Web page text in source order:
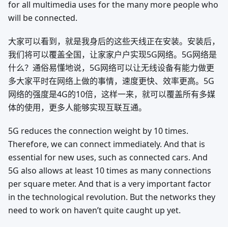
for all multimedia uses for the many more people who
will be connected.
大家可以看到，就是我身后的这些天线正在安装。安装后，
我们将可以覆盖全国，让家家户户实现5G网络。5G网络是
什么？通俗易懂地说，5G网络可以让无线设备有能力做更
多大家平时在网络上做的事情，速度更快、效率更高。5G
网络的强度是4G的10倍，这样一来，就可以覆盖所有多媒
体的使用，更多人能够实现互联互通。
5G reduces the connection weight by 10 times.
Therefore, we can connect immediately. And that is
essential for new uses, such as connected cars. And
5G also allows at least 10 times as many connections
per square meter. And that is a very important factor
in the technological revolution. But the networks they
need to work on haven’t quite caught up yet.